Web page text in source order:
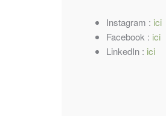
Instagram : ici
Facebook : ici
LinkedIn : ici